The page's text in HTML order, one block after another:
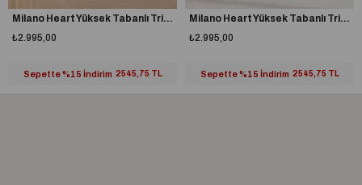
Milano Heart Yüksek Tabanlı Triko Spor Ayakkabı Siyah
₺2.995,00
Sepette %15 İndirim 2545,75 TL
Milano Heart Yüksek Tabanlı Triko Spor Ayakkabı Bej
₺2.995,00
Sepette %15 İndirim 2545,75 TL